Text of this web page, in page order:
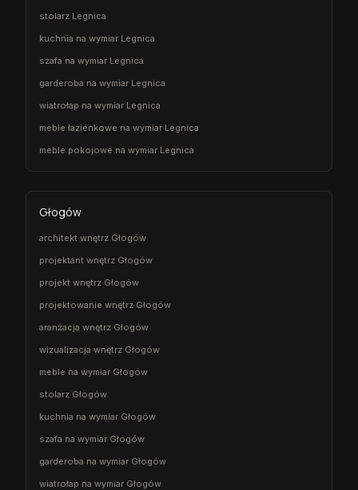
stolarz Legnica
kuchnia na wymiar Legnica
szafa na wymiar Legnica
garderoba na wymiar Legnica
wiatrołap na wymiar Legnica
meble łazienkowe na wymiar Legnica
meble pokojowe na wymiar Legnica
Głogów
architekt wnętrz Głogów
projektant wnętrz Głogów
projekt wnętrz Głogów
projektowanie wnętrz Głogów
aranżacja wnętrz Głogów
wizualizacja wnętrz Głogów
meble na wymiar Głogów
stolarz Głogów
kuchnia na wymiar Głogów
szafa na wymiar Głogów
garderoba na wymiar Głogów
wiatrołap na wymiar Głogów